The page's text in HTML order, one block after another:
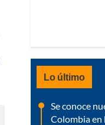
Lo último
Se conoce
Colombia en